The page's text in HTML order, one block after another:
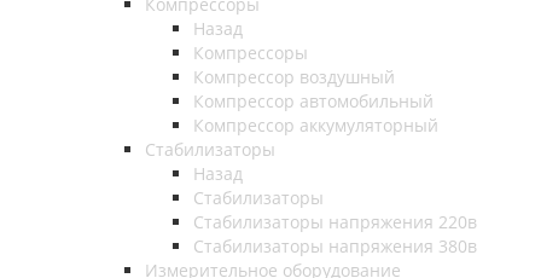
Назад
Компрессоры
Компрессор воздушный
Компрессор автомобильный
Компрессор аккумуляторный
Стабилизаторы
Назад
Стабилизаторы
Стабилизаторы напряжения 220в
Стабилизаторы напряжения 380в
Измерительное оборудование